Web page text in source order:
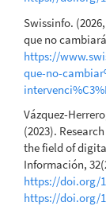
Swissinfo.
que no
https://
que-no-
Vázquez-
(2023).
the field of
Información,
https://doi.org/
https://doi.org/